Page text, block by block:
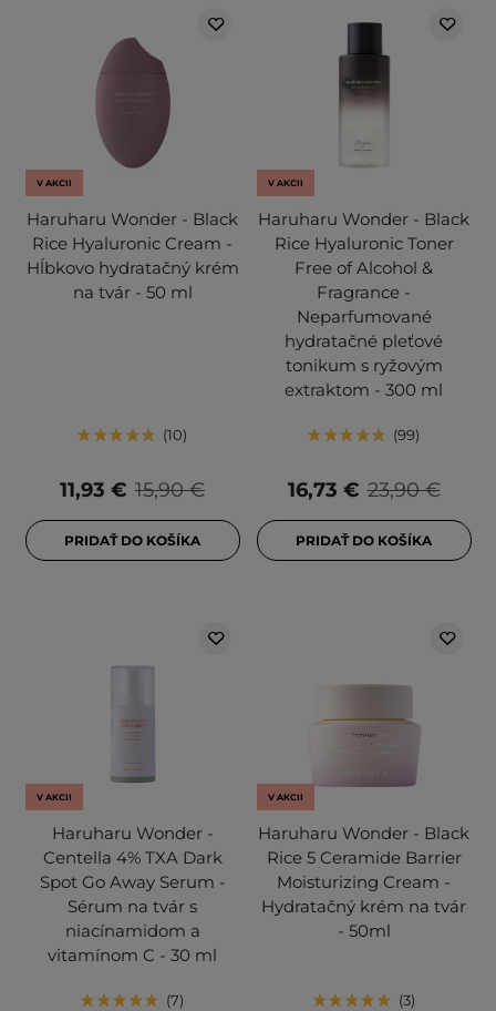
V AKCII
Haruharu Wonder - Black
Rice Hyaluronic Cream -
Hĺbkovo hydratačný krém
na tvár - 50 ml
10
15,90 €
11,93 €
PRIDAŤ DO KOŠÍKA
V AKCII
Haruharu Wonder - Black
Rice Hyaluronic Toner
Free of Alcohol &
Fragrance -
Neparfumované
hydratačné pleťové
tonikum s ryžovým
extraktom - 300 ml
99
23,90 €
16,73 €
PRIDAŤ DO KOŠÍKA
V AKCII
Haruharu Wonder -
Centella 4% TXA Dark
Spot Go Away Serum -
Sérum na tvár s
niacínamidom a
vitamínom C - 30 ml
7
V AKCII
Haruharu Wonder - Black
Rice 5 Ceramide Barrier
Moisturizing Cream -
Hydratačný krém na tvár
- 50ml
3